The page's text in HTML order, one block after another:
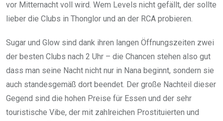
vor Mitternacht voll wird. Wem Levels nicht gefällt, der sollte
lieber die Clubs in Thonglor und an der RCA probieren.
Sugar und Glow sind dank ihren langen Öffnungszeiten zwei
der besten Clubs nach 2 Uhr – die Chancen stehen also gut
dass man seine Nacht nicht nur in Nana beginnt, sondern sie
auch standesgemäß dort beendet. Der große Nachteil dieser
Gegend sind die hohen Preise für Essen und der sehr
touristische Vibe, der mit zahlreichen Prostituierten und